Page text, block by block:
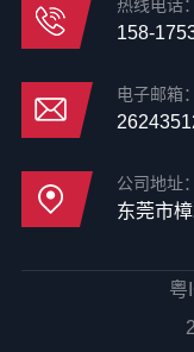
热线电话：
158-
电子邮箱：
公司地址：
东莞市
粤